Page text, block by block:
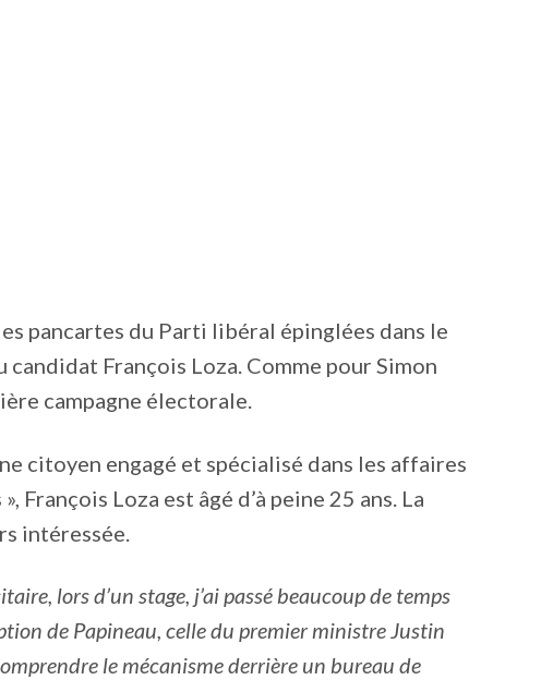
pancartes du Parti libéral épinglées dans le
candidat François Loza. Comme pour Simon
campagne électorale.
citoyen engagé et spécialisé dans les affaires
François Loza est âgé d’à peine 25 ans. La
intéressée.
lors d’un stage, j’ai passé beaucoup de temps
de Papineau, celle du premier ministre Justin
le mécanisme derrière un bureau de